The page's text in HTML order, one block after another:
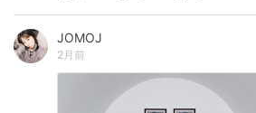
JOMOJ
2月前